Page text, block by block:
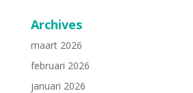
Archives
maart 2026
februari 2026
januari 2026